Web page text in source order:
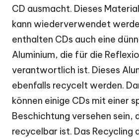
CD ausmacht. Dieses
kann wiederverwendet
enthalten CDs auch eine
Aluminium, die für die
verantwortlich ist. Dieses
ebenfalls recycelt werden.
können einige CDs mit einer
Beschichtung versehen sein,
recycelbar ist. Das Recycling